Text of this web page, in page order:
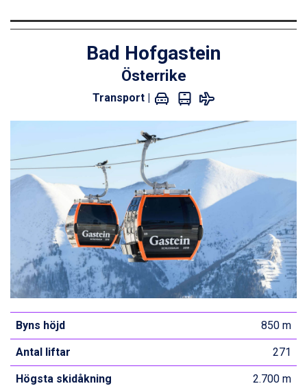
Bad Hofgastein
Österrike
Transport |
Byns höjd 850 m
Antal liftar 271
Högsta skidåkning 2.700 m